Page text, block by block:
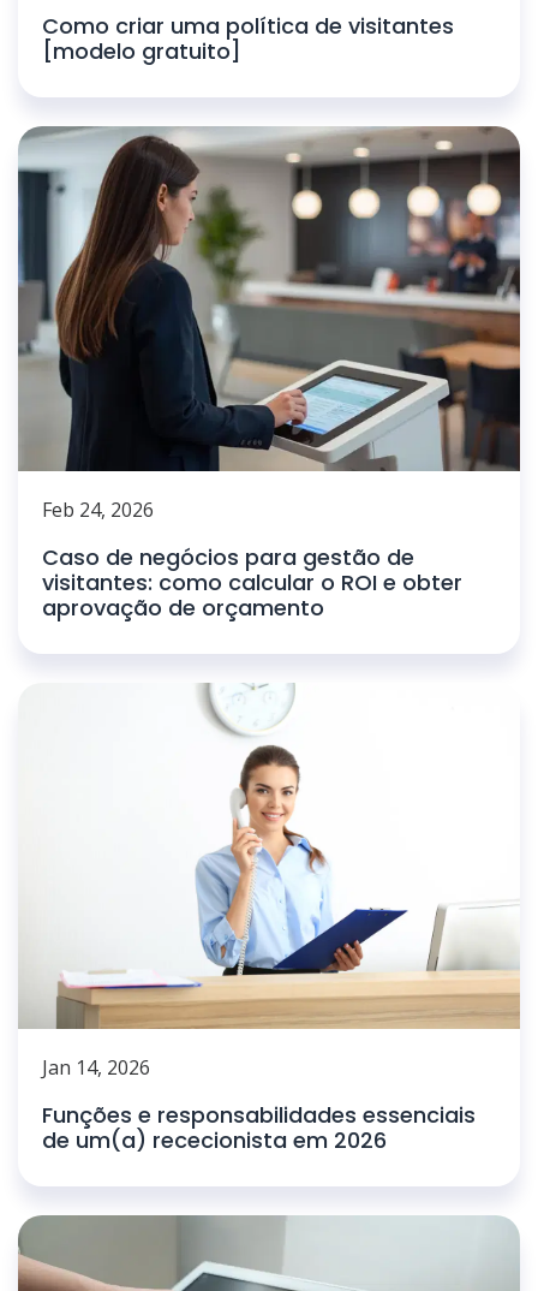
Como criar uma política de visitantes
[modelo gratuito]
Feb 24, 2026
Caso de negócios para gestão de
visitantes: como calcular o ROI e obter
aprovação de orçamento
Jan 14, 2026
Funções e responsabilidades essenciais
de um(a) rececionista em 2026